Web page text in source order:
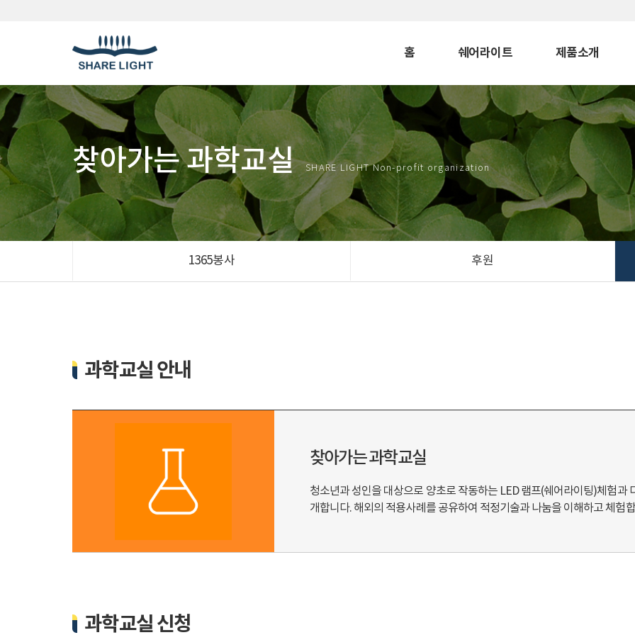
홈 쉐어라이트 제품소개
찾아가는 과학교실 SHARE LIGHT Non-profit organization
1365봉사 후원
과학교실 안내
찾아가는 과학교실
청소년과 성인을 대상으로 양초로 작동하는 LED 램프(쉐어라이팅)체험과
개합니다. 해외의 적용사례를 공유하여 적정기술과 나눔을 이해하고 체험
과학교실 신청